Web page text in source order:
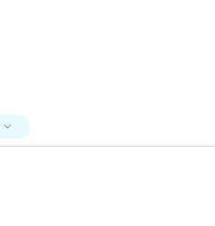
